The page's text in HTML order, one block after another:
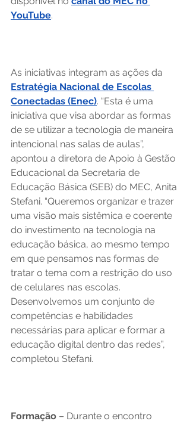
YouTube.
As iniciativas integram as ações da
Estratégia Nacional de Escolas
Conectadas (Enec). “Esta é uma
iniciativa que visa abordar as formas
de se utilizar a tecnologia de maneira
intencional nas salas de aulas”,
apontou a diretora de Apoio à Gestão
Educacional da Secretaria de
Educação Básica (SEB) do MEC, Anita
Stefani. “Queremos organizar e trazer
uma visão mais sistêmica e coerente
do investimento na tecnologia na
educação básica, ao mesmo tempo
em que pensamos nas formas de
tratar o tema com a restrição do uso
de celulares nas escolas.
Desenvolvemos um conjunto de
competências e habilidades
necessárias para aplicar e formar a
educação digital dentro das redes”,
completou Stefani.
Formação – Durante o encontro